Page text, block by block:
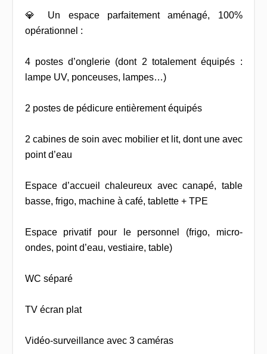
💎 Un espace parfaitement aménagé, 100%
opérationnel :
4 postes d’onglerie (dont 2 totalement équipés :
lampe UV, ponceuses, lampes…)
2 postes de pédicure entièrement équipés
2 cabines de soin avec mobilier et lit, dont une avec
point d’eau
Espace d’accueil chaleureux avec canapé, table
basse, frigo, machine à café, tablette + TPE
Espace privatif pour le personnel (frigo, micro-
ondes, point d’eau, vestiaire, table)
WC séparé
TV écran plat
Vidéo-surveillance avec 3 caméras